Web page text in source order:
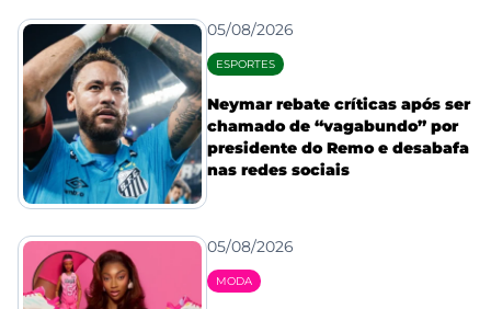
05/08/2026
ESPORTES
Neymar rebate críticas após ser
chamado de “vagabundo” por
presidente do Remo e desabafa
nas redes sociais
05/08/2026
MODA